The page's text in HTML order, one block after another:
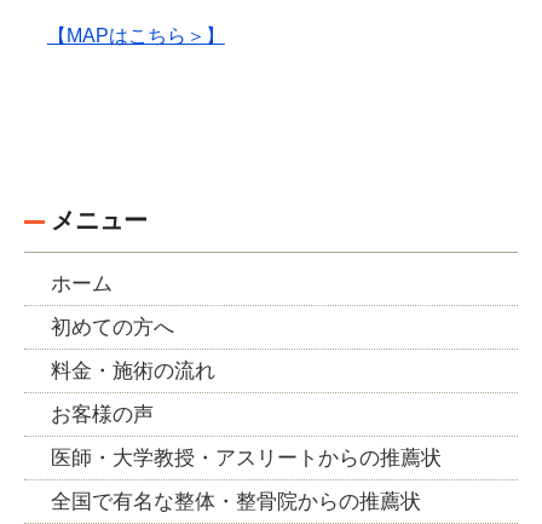
【MAPはこちら＞】
メニュー
ホーム
初めての方へ
料金・施術の流れ
お客様の声
医師・大学教授・アスリートからの推薦状
全国で有名な整体・整骨院からの推薦状